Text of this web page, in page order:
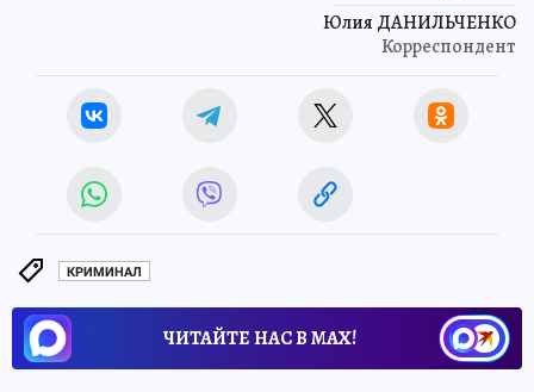
Юлия ДАНИЛЬЧЕНКО
Корреспондент
КРИМИНАЛ
ЧИТАЙТЕ НАС В МАХ!